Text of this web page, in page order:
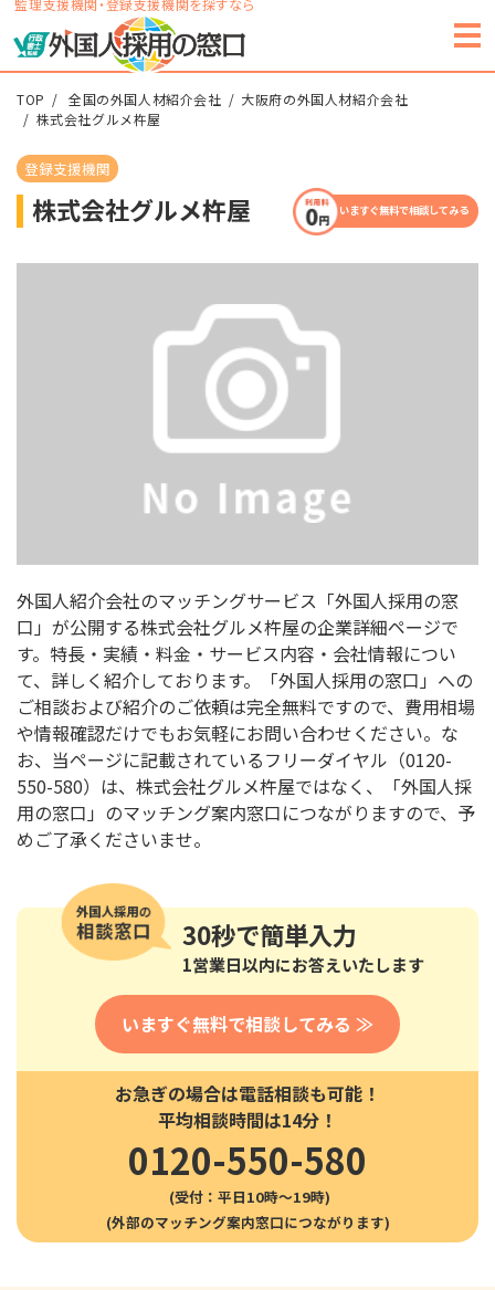
監理支援機関・登録支援機関を探すなら
TOP 全国の外国人材紹介会社
大阪府の外国人材紹介会社
株式会社グルメ杵屋
登録支援機関
株式会社グルメ杵屋 いますぐ無料で相談してみる
外国人紹介会社のマッチングサービス「外国人採用の窓
口」が公開する株式会社グルメ杵屋の企業詳細ページで
す。特長・実績・料金・サービス内容・会社情報につい
て、詳しく紹介しております。「外国人採用の窓口」への
ご相談および紹介のご依頼は完全無料ですので、費用相場
や情報確認だけでもお気軽にお問い合わせください。な
お、当ページに記載されているフリーダイヤル（0120-
550-580）は、株式会社グルメ杵屋ではなく、「外国人採
用の窓口」のマッチング案内窓口につながりますので、予
めご了承くださいませ。
30秒で簡単入力
1営業日以内にお答えいたします
いますぐ無料で相談してみる ≫
お急ぎの場合は電話相談も可能！
平均相談時間は14分！
0120-550-580
(受付：平日10時〜19時)